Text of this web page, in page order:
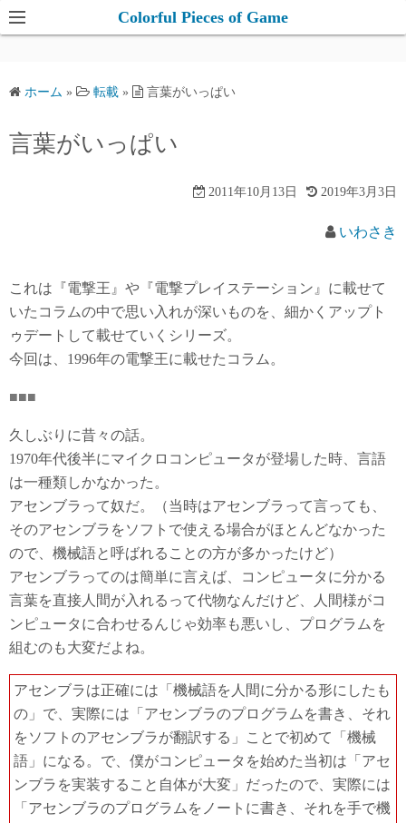
コ
ン
ス
Colorful Pieces of Game
ホーム » 転載 » 言葉がいっぱい
言葉がいっぱい
2011年10月13日 2019年3月3日
いわさき
これは『電撃王』や『電撃プレイステーション』に載せて
いたコラムの中で思い入れが深いものを、細かくアップト
ゥデートして載せていくシリーズ。
今回は、1996年の電撃王に載せたコラム。
■■■
久しぶりに昔々の話。
1970年代後半にマイクロコンピュータが登場した時、言語
は一種類しかなかった。
アセンブラって奴だ。（当時はアセンブラって言っても、
そのアセンブラをソフトで使える場合がほとんどなかった
ので、機械語と呼ばれることの方が多かったけど）
アセンブラってのは簡単に言えば、コンピュータに分かる
言葉を直接人間が入れるって代物なんだけど、人間様がコ
ンピュータに合わせるんじゃ効率も悪いし、プログラムを
組むのも大変だよね。
アセンブラは正確には「機械語を人間に分かる形にしたも
の」で、実際には「アセンブラのプログラムを書き、それ
をソフトのアセンブラが翻訳する」ことで初めて「機械
語」になる。で、僕がコンピュータを始めた当初は「アセ
ンブラを実装すること自体が大変」だったので、実際には
「アセンブラのプログラムをノートに書き、それを手で機